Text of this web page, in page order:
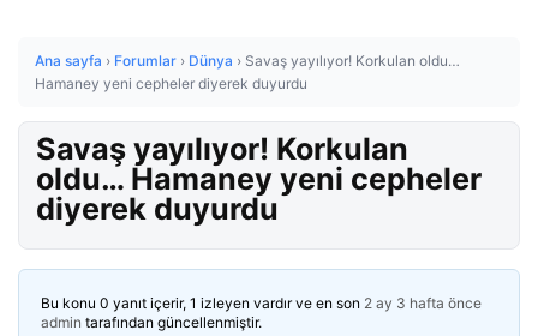
Ana sayfa › Forumlar › Dünya › Savaş yayılıyor! Korkulan oldu…
Hamaney yeni cepheler diyerek duyurdu
Savaş yayılıyor! Korkulan
oldu… Hamaney yeni cepheler
diyerek duyurdu
Bu konu 0 yanıt içerir, 1 izleyen vardır ve en son 2 ay 3 hafta önce
admin tarafından güncellenmiştir.